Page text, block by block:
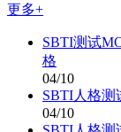
更多+
SBTI测试
格
04/10
SBTI人格测
04/10